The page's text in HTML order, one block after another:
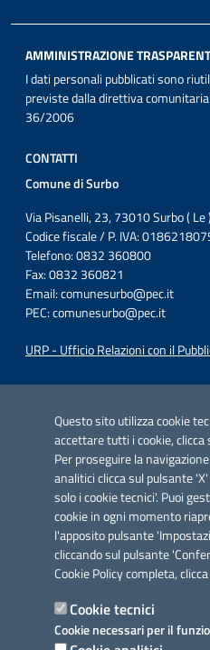
Questo sito utilizza cookie
accettare tutti i cookie, clicca
Per proseguire la
analitici clicca sul pulsante
solo i cookie tecnici'. Puoi
cookie in ogni momento
l'apposito pulsante
cliccando sul pulsante
Cookie Policy completa, clicca
Cookie tecnici
Cookie necessari per il
AMMINISTRAZIONE
I dati personali pubblicati sono
previste dalla direttiva
36/2006
CONTATTI
Comune di Surbo
Via Pisanelli, 23, 73010 Surbo ( Le )
Codice fiscale / P. IVA:
Telefono: 0832 360800
Fax: 0832 360821
Email:comunesurbo@pec.it
PEC:comunesurbo@pec.it
URP - Ufficio Relazioni con il
Azione 2.3.
Link utili
Informativa privacy
Dichiarazione di accessibilità